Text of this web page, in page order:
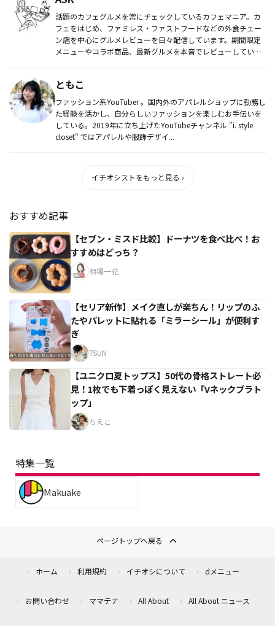
話題のカフェグルメを常にチェックしているカフェマニア。カ
フェをはじめ、ファミレス・ファストフードなどの外食チェー
ン店を中心にグルメレビューを日々配信しています。期間限定
メニューやコラボ商品、最新グルメを本音でレビューしていま
ともこ
ファッション系YouTuber 。国内外のアパレルショップに勤務し
た経験を活かし、自分らしいファッションを楽しむお手伝いを
している。2019年に立ち上げたYouTubeチャンネル "i. style
closet" ではアパレルや服飾デザイ...
イチオシストをもっと見る ›
おすすめ記事
【セブン・ミスド比較】ドーナツを食べ比べ！お
すすめはどっち？
相場一花
【セリア新作】メイク直しが楽ちん！リップのふ
たやパレットに貼れる「ミラーシール」が便利す
ぎ
TSUN
【ユニクロ夏トップス】50代の骨格ストレート必
見！1枚でも下着っぽく見えない「Vネックブラト
ップ」
ちえこ
特集一覧
Makuake
ページトップへ戻る
ホーム 利用規約 イチオシについて dメニュー
お問い合わせ ママテナ All About All About ニュース